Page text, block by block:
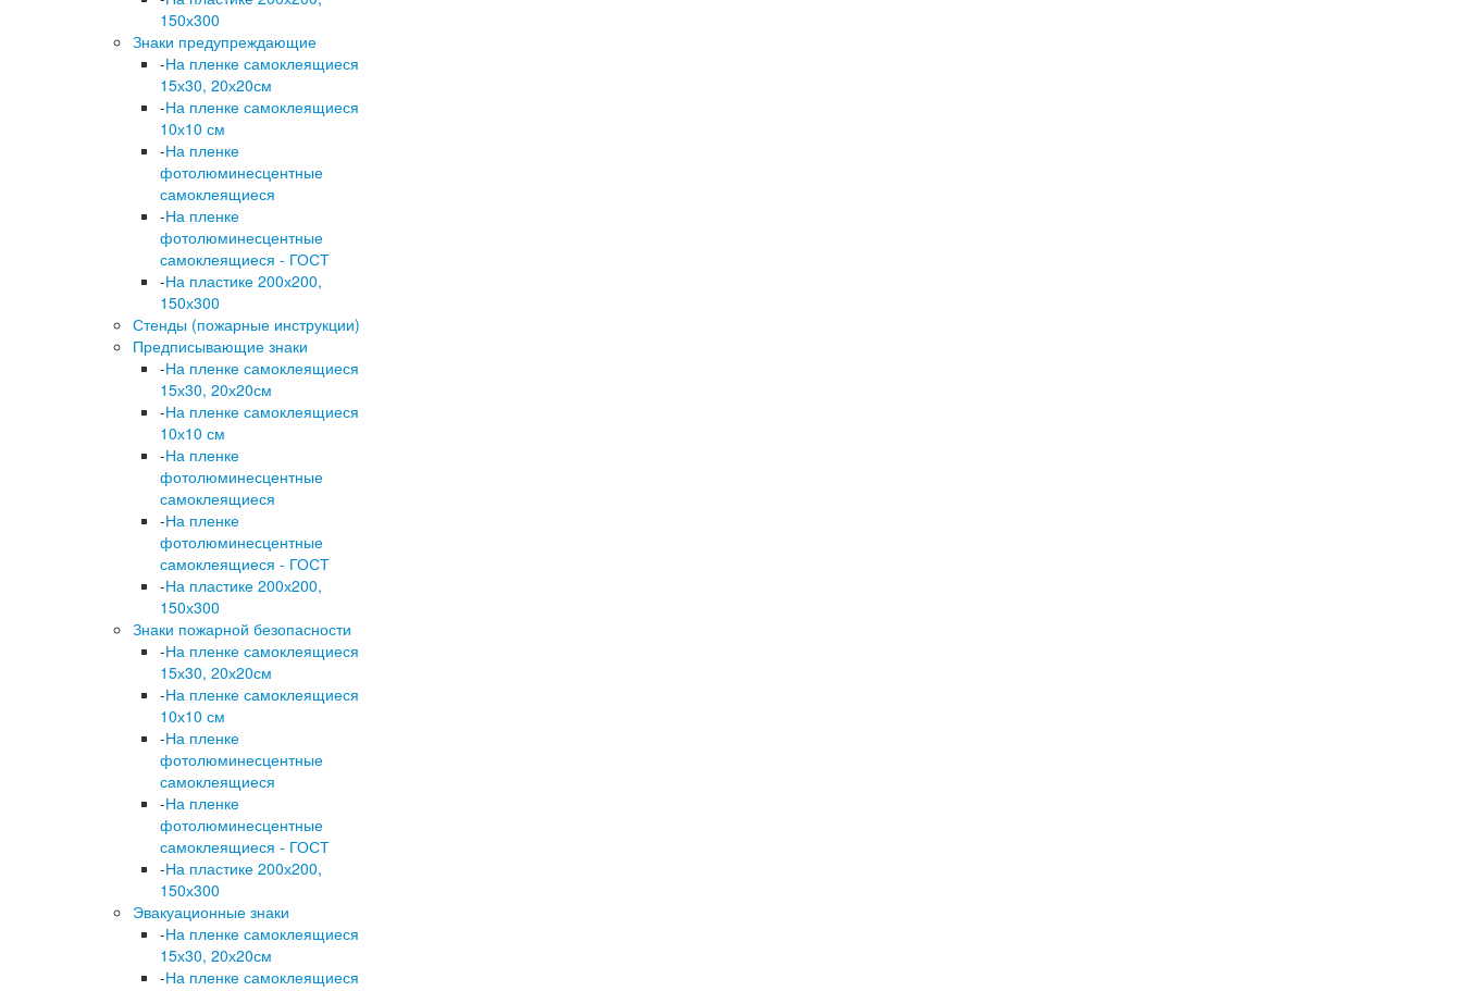
150х300
Знаки предупреждающие
-На пленке самоклеящиеся
15х30, 20х20см
-На пленке самоклеящиеся
10х10 см
-На пленке
фотолюминесцентные
самоклеящиеся
-На пленке
фотолюминесцентные
самоклеящиеся - ГОСТ
-На пластике 200х200,
150х300
Стенды (пожарные инструкции)
Предписывающие знаки
-На пленке самоклеящиеся
15х30, 20х20см
-На пленке самоклеящиеся
10х10 см
-На пленке
фотолюминесцентные
самоклеящиеся
-На пленке
фотолюминесцентные
самоклеящиеся - ГОСТ
-На пластике 200х200,
150х300
Знаки пожарной безопасности
-На пленке самоклеящиеся
15х30, 20х20см
-На пленке самоклеящиеся
10х10 см
-На пленке
фотолюминесцентные
самоклеящиеся
-На пленке
фотолюминесцентные
самоклеящиеся - ГОСТ
-На пластике 200х200,
150х300
Эвакуационные знаки
-На пленке самоклеящиеся
15х30, 20х20см
-На пленке самоклеящиеся